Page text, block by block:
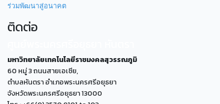
ร่วมพัฒนาสู่อนาคต
ติดต่อ
มหาวิทยาลัยเทคโนโลยีราชมงคลสุวรรณภูมิ
60 หมู่ 3 ถนนสายเอเซีย,
ตำบลหันตรา อำเภอพระนครศรีอยุธยา
จังหวัดพระนครศรีอยุธยา 13000